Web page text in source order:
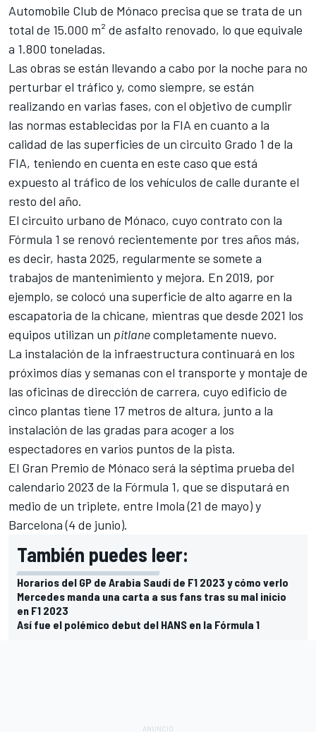
Automobile Club de Mónaco precisa que se trata de un
total de 15.000 m² de asfalto renovado, lo que equivale
a 1.800 toneladas.
Las obras se están llevando a cabo por la noche para no
perturbar el tráfico y, como siempre, se están
realizando en varias fases, con el objetivo de cumplir
las normas establecidas por la FIA en cuanto a la
calidad de las superficies de un circuito Grado 1 de la
FIA, teniendo en cuenta en este caso que está
expuesto al tráfico de los vehículos de calle durante el
resto del año.
El circuito urbano de Mónaco, cuyo contrato con la
Fórmula 1 se renovó recientemente por tres años más,
es decir, hasta 2025, regularmente se somete a
trabajos de mantenimiento y mejora. En 2019, por
ejemplo, se colocó una superficie de alto agarre en la
escapatoria de la chicane, mientras que desde 2021 los
equipos utilizan un pitlanecompletamente nuevo.
La instalación de la infraestructura continuará en los
próximos días y semanas con el transporte y montaje de
las oficinas de dirección de carrera, cuyo edificio de
cinco plantas tiene 17 metros de altura, junto a la
instalación de las gradas para acoger a los
espectadores en varios puntos de la pista.
El Gran Premio de Mónaco será la séptima prueba del
calendario 2023 de la Fórmula 1, que se disputará en
medio de un triplete, entre Imola(21 de mayo) y
Barcelona(4 de junio).
También puedes leer:
Horarios del GP de Arabia Saudí de F1 2023 y cómo verlo
Mercedes manda una carta a sus fans tras su mal inicio
en F1 2023
Así fue el polémico debut del HANS en la Fórmula 1